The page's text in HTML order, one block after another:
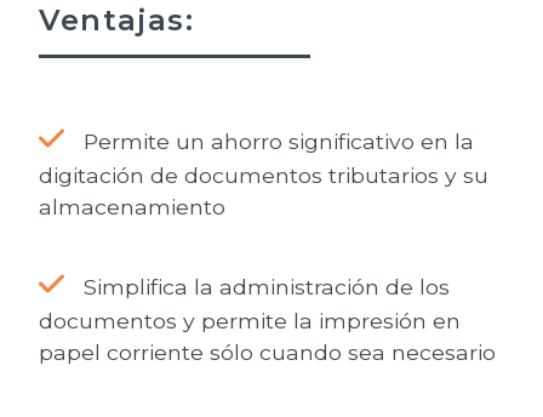
Ventajas:
Permite un ahorro significativo en la
digitación de documentos tributarios y su
almacenamiento
Simplifica la administración de los
documentos y permite la impresión en
papel corriente sólo cuando sea necesario